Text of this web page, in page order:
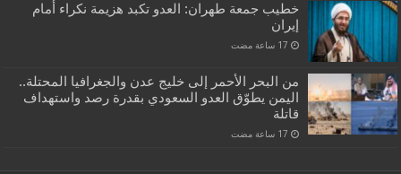
خطيب جمعة طهران: العدو تكبد هزيمة نكراء أمام
إيران
من البحر الأحمر إلى خليج عدن والجغرافيا المحتلة..
اليمن يطوّق العدو السعودي بقدرة رصد واستهداف
قاتلة